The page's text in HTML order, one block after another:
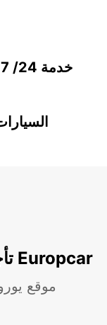
خدمة 24/ 7 في معظم المطارات الرئيسية
تأجير السيارات في أبو ظبي مع Europcar
موقع